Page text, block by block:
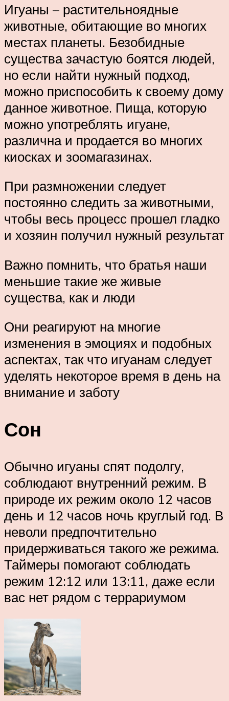
Игуаны – растительноядные
животные, обитающие во многих
местах планеты. Безобидные
существа зачастую боятся людей,
но если найти нужный подход,
можно приспособить к своему дому
данное животное. Пища, которую
можно употреблять игуане,
различна и продается во многих
киосках и зоомагазинах.
При размножении следует
постоянно следить за животными,
чтобы весь процесс прошел гладко
и хозяин получил нужный результат
Важно помнить, что братья наши
меньшие такие же живые
существа, как и люди
Они реагируют на многие
изменения в эмоциях и подобных
аспектах, так что игуанам следует
уделять некоторое время в день на
внимание и заботу
Сон
Обычно игуаны спят подолгу,
соблюдают внутренний режим. В
природе их режим около 12 часов
день и 12 часов ночь круглый год. В
неволи предпочтительно
придерживаться такого же режима.
Таймеры помогают соблюдать
режим 12:12 или 13:11, даже если
вас нет рядом с террариумом